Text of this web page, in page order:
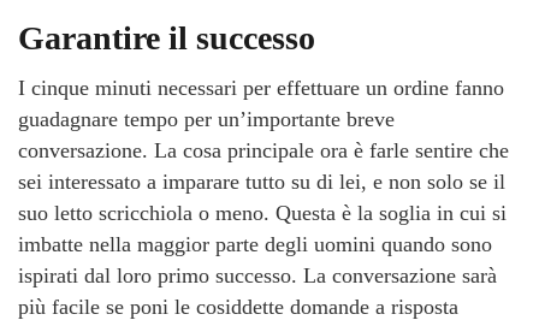
Garantire il successo
I cinque minuti necessari per effettuare un ordine fanno
guadagnare tempo per un’importante breve
conversazione. La cosa principale ora è farle sentire che
sei interessato a imparare tutto su di lei, e non solo se il
suo letto scricchiola o meno. Questa è la soglia in cui si
imbatte nella maggior parte degli uomini quando sono
ispirati dal loro primo successo. La conversazione sarà
più facile se poni le cosiddette domande a risposta